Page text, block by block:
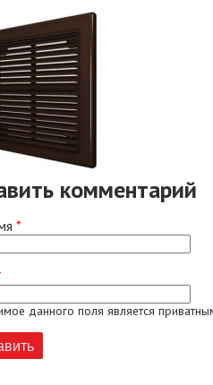
комментарий
*
данного поля является